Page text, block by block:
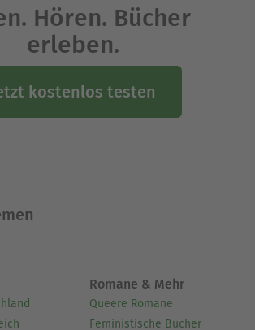
Hören. Bücher
erleben.
kostenlos testen
Romane & Mehr
Queere Romane
Feministische Bücher